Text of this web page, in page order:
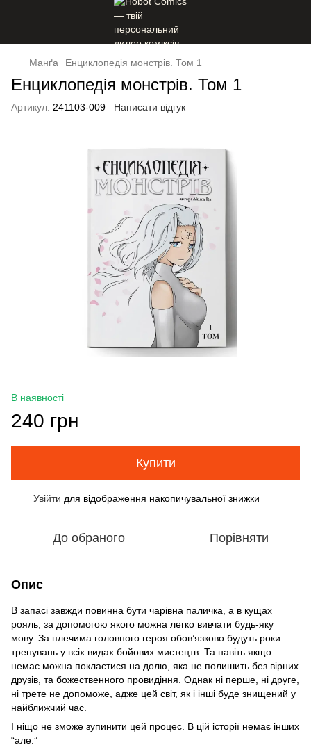
Манґа Енциклопедія монстрів. Том 1
Енциклопедія монстрів. Том 1
Артикул: 241103-009 Написати відгук
В наявності
240 грн
Купити
Увійти для відображення накопичувальної знижки
До обраного Порівняти
Опис
В запасі завжди повинна бути чарівна паличка, а в кущах
рояль, за допомогою якого можна легко вивчати будь-яку
мову. За плечима головного героя обов’язково будуть роки
тренувань у всіх видах бойових мистецтв. Та навіть якщо
немає можна покластися на долю, яка не полишить без вірних
друзів, та божественного провидіння. Однак ні перше, ні друге,
ні трете не допоможе, адже цей світ, як і інші буде знищений у
найближчий час.
І ніщо не зможе зупинити цей процес. В цій історії немає інших
“але.”